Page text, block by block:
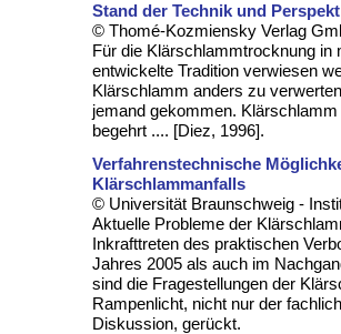
Stand der Technik und
© Thomé-Kozmiensky Verlag
Für die Klärschlammtrocknung in
entwickelte Tradition verwiesen
Klärschlamm anders zu
jemand gekommen.
begehrt .... [Diez, 1996].
Verfahrenstechnische
Klärschlammanfalls
© Universität Braunschweig -
Aktuelle Probleme der
Inkrafttreten des praktischen
Jahres 2005 als auch im
sind die Fragestellungen der
Rampenlicht, nicht nur der
Diskussion, gerückt.